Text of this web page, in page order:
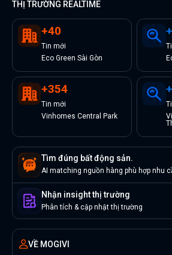
THỊ TRƯỜNG REALTIME
+40
Tin mới
Eco Green Sài Gòn
+
+354
Tin mới
Vinhomes Central Park
+
Tìm đúng bất động sản.
AI matching nguồn hàng phù hợp nhu
Nhận insight thị trường
Phân tích & cập nhật thị trường
VỀ MOGIVI